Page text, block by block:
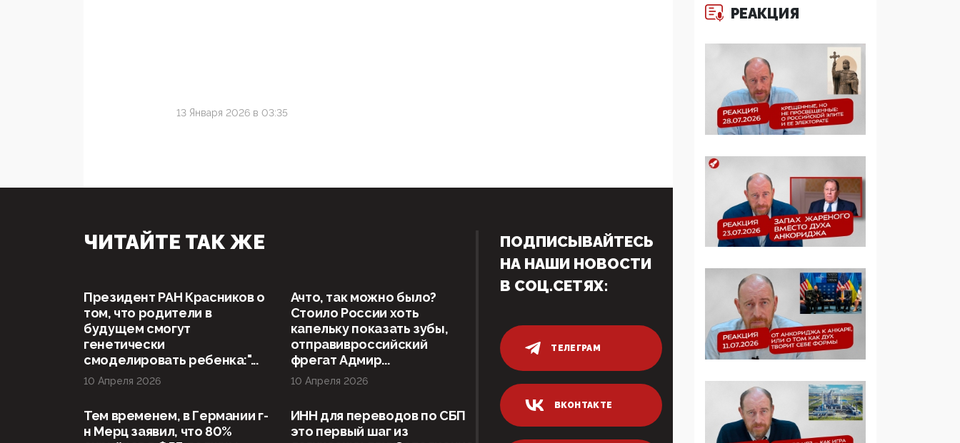
13 Января 2026 в 03:35
11:53, 09 Июня 2026
Прокуратура наконец
увидела
экстремистскую
деятельность ИИТО
ЮНЕСКО в России, но
цифроглобалисты
продолжают
определять повестку в
09:43, 01 Июня 2026
5G за счет здоровья
граждан: Минцифры
намерено отобрать у
регионов и
защищать жилые дома
и социальные объекты
от ЭМИ
05:58, 26 Мая 2026
Роскомнадзор
деструктивным и
опасным контентом
РЕАКЦИЯ
ЧИТАЙТЕ ТАК ЖЕ
Президент РАН Красников о
том, что родители в
будущем смогут
генетически
смоделировать ребенка:"...
10 Апреля 2026
Ачто, так можно было?
Стоило России хоть
капельку показать зубы,
отправивроссийский
фрегат Адмир...
10 Апреля 2026
Тем временем, в Германии г-
н Мерц заявил, что 80%
ИНН для переводов по СБП
это первый шаг из
ПОДПИСЫВАЙТЕСЬ
НА НАШИ НОВОСТИ
В СОЦ.СЕТЯХ:
ТЕЛЕГРАМ
ВКОНТАКТЕ